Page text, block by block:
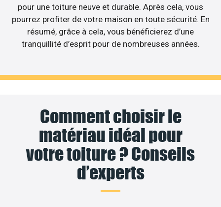
pour une toiture neuve et durable. Après cela, vous
pourrez profiter de votre maison en toute sécurité. En
résumé, grâce à cela, vous bénéficierez d’une
tranquillité d’esprit pour de nombreuses années.
Comment choisir le
matériau idéal pour
votre toiture ? Conseils
d’experts